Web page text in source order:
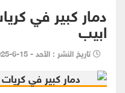
دمار كبير في
ابيب
تاريخ النشر : الأحد - 15-6-2025 - 11:10 PM